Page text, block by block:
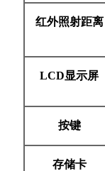
红外照射距离
LCD显示屏
按键
存储卡